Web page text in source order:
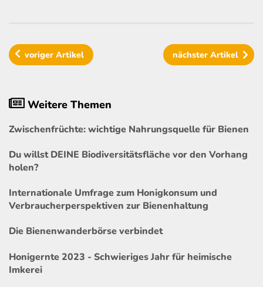
vorigerArtikel nächster Artikel
Weitere Themen
Zwischenfrüchte: wichtige Nahrungsquelle für Bienen
Du willst DEINE Biodiversitätsfläche vor den Vorhang
holen?
Internationale Umfrage zum Honigkonsum und
Verbraucherperspektiven zur Bienenhaltung
Die Bienenwanderbörse verbindet
Honigernte 2023 - Schwieriges Jahr für heimische
Imkerei